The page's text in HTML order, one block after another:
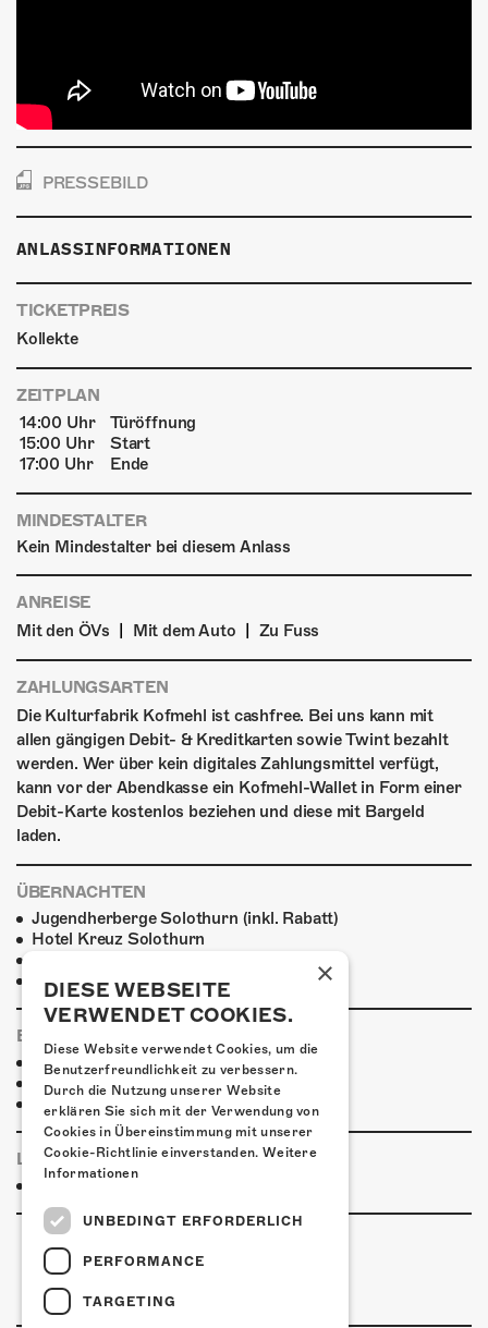
PRESSEBILD
ANLASSINFORMATIONEN
TICKETPREIS
Kollekte
ZEITPLAN
14:00 Uhr
Türöffnung
15:00 Uhr
Start
17:00 Uhr
Ende
MINDESTALTER
Kein Mindestalter bei diesem Anlass
ANREISE
Mit den ÖVs
Mit dem Auto Zu Fuss
ZAHLUNGSARTEN
Die Kulturfabrik Kofmehl ist cashfree. Bei uns kann mit
allen gängigen Debit- & Kreditkarten sowie Twint bezahlt
werden. Wer über kein digitales Zahlungsmittel verfügt,
kann vor der Abendkasse ein Kofmehl-Wallet in Form einer
Debit-Karte kostenlos beziehen und diese mit Bargeld
laden.
ÜBERNACHTEN
Jugendherberge Solothurn (inkl. Rabatt)
Hotel Kreuz Solothurn
Weitere Unterkünfte
ESSENSTIPPS
Pier 11
Restaurant Kreuz
Pittaria
LINKS & PARTNER
×
DIESE WEBSEITE
VERWENDET COOKIES.
Diese Website verwendet Cookies, um die
Benutzerfreundlichkeit zu verbessern.
Durch die Nutzung unserer Website
erklären Sie sich mit der Verwendung von
Cookies in Übereinstimmung mit unserer
Cookie-Richtlinie einverstanden. Weitere
Informationen
UNBEDINGT ERFORDERLICH
PERFORMANCE
TARGETING